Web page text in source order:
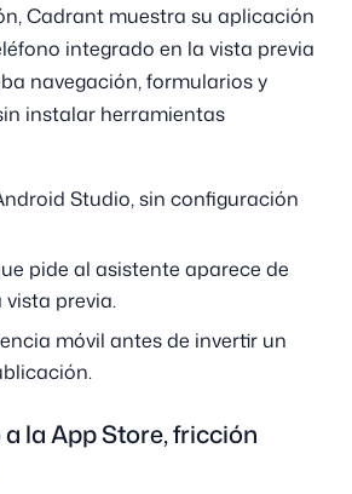
Cadrant muestra su aplicación
integrado en la vista previa
navegación, formularios y
instalar herramientas
Studio, sin configuración
pide al asistente aparece de
previa.
móvil antes de invertir un
la App Store, fricción